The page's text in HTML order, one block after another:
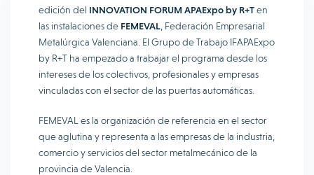
edición del INNOVATION FORUM APAExpo by R+Ten
las instalaciones de FEMEVAL , Federación Empresarial
Metalúrgica Valenciana. El Grupo de Trabajo IFAPAExpo
by R+T ha empezado a trabajar el programa desde los
intereses de los colectivos, profesionales y empresas
vinculadas con el sector de las puertas automáticas.
FEMEVAL es la organización de referencia en el sector
que aglutina y representa a las empresas de la industria,
comercio y servicios del sector metalmecánico de la
provincia de Valencia.